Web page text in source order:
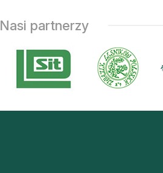
Nasi partnerzy